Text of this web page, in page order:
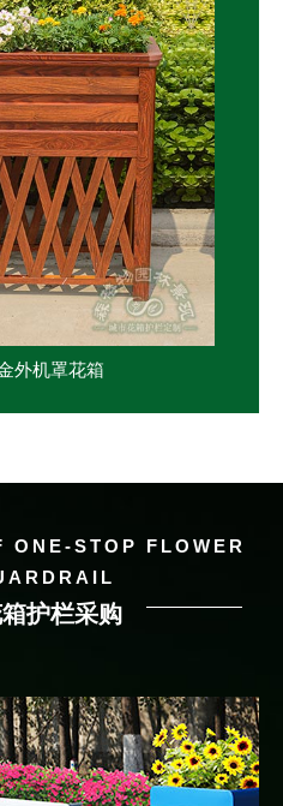
外机罩花箱
ONE-STOP FLOWER
护栏采购